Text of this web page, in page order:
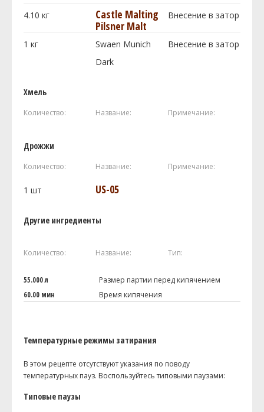
4.10 кг
Castle Malting
Pilsner Malt
Внесение в затор
1 кг
Swaen Munich
Dark
Внесение в затор
Хмель
Количество: Название: Примечание:
Дрожжи
Количество: Название: Примечание:
1 шт US-05
Другие ингредиенты
Количество: Название: Тип:
55.000 л
Размер партии перед кипячением
60.00 мин
Время кипячения
Температурные режимы затирания
В этом рецепте отсутствуют указания по поводу
температурных пауз. Воспользуйтесь типовыми паузами:
Типовые паузы